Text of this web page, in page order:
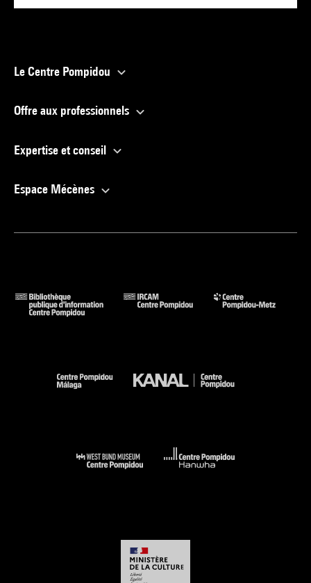
Le Centre Pompidou
Offre aux professionnels
Expertise et conseil
Espace Mécènes